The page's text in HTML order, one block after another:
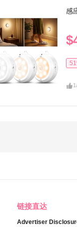
感
1
链接直达
Advertiser